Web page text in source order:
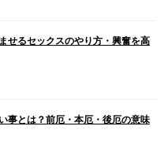
せるセックスのやり方・興奮を高
事とは？前厄・本厄・後厄の意味